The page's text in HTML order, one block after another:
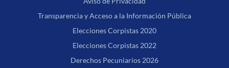
Transparencia y Acceso a la Información Pública
Elecciones Corpistas 2020
Elecciones Corpistas 2022
Derechos Pecuniarios 2026